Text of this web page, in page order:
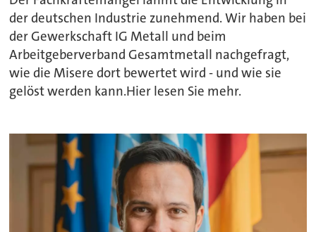
der deutschen Industrie zunehmend. Wir haben bei
der Gewerkschaft IG Metall und beim
Arbeitgeberverband Gesamtmetall nachgefragt,
wie die Misere dort bewertet wird - und wie sie
gelöst werden kann.Hier lesen Sie mehr.